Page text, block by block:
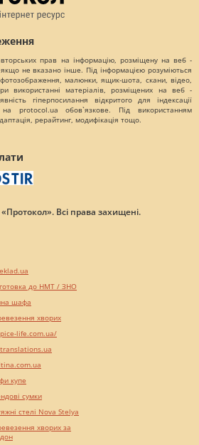
прав на інформацію, розміщену на веб -
якщо не вказано інше. Під інформацією розуміються
фотозображення, малюнки, ящик-шота, скани, відео,
використанні матеріалів, розміщених на веб -
гіперпосилання відкритого для індексації
protocol.ua обов`язкове. Під використанням
рерайтинг, модифікація тощо.
Всі права захищені.
до НМТ / ЗНО
шафа
хворих
life.com.ua/
купе
сумки
стелі Nova Stelya
хворих за